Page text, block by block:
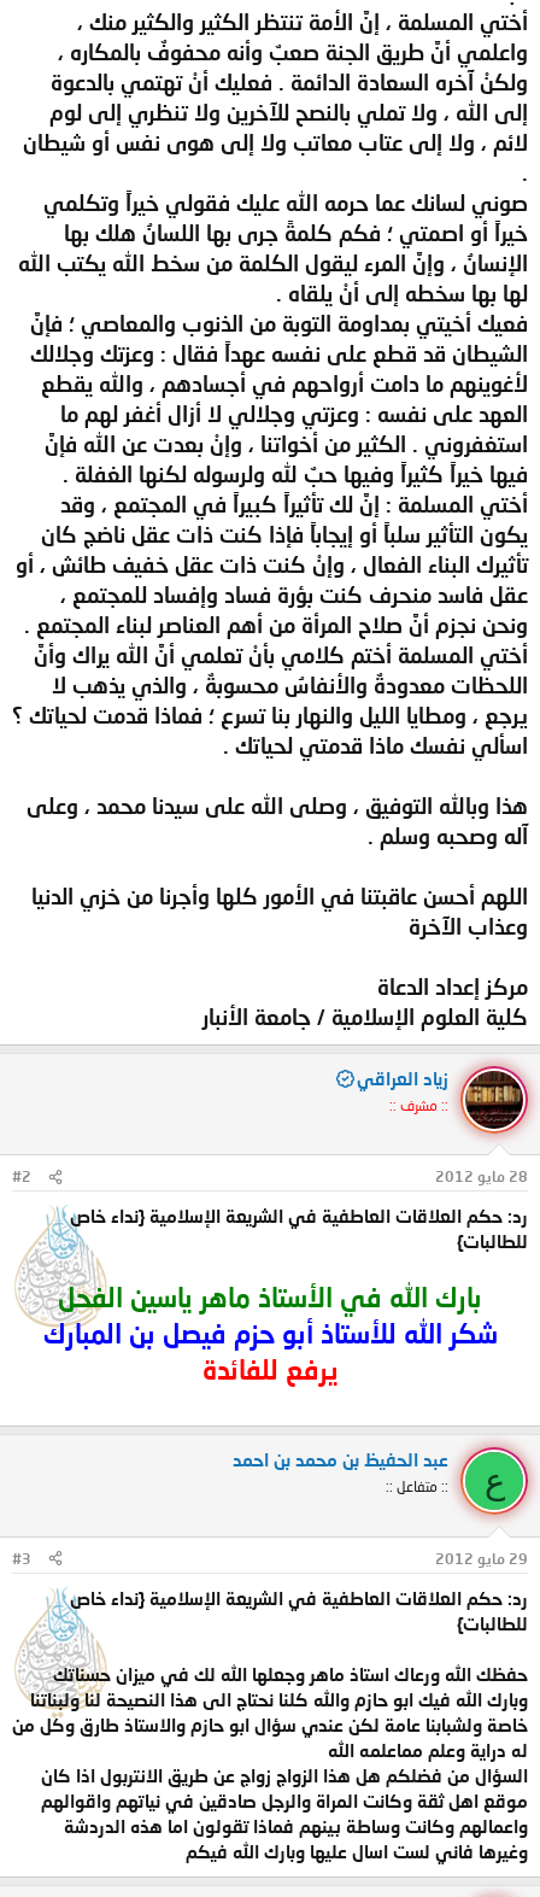
أختي المسلمة ، إنَّ الأمة تنتظر الكثير والكثير منك ،
واعلمي أنَّ طريق الجنة صعبٌ وأنه محفوفٌ بالمكاره ،
ولكنْ آخره السعادة الدائمة . فعليك أنْ تهتمي بالدعوة
إلى الله ، ولا تملي بالنصح للآخرين ولا تنظري إلى لوم
لائم ، ولا إلى عتاب معاتب ولا إلى هوى نفس أو شيطان
.
صوني لسانك عما حرمه الله عليك فقولي خيراً وتكلمي
خيراً أو اصمتي ؛ فكم كلمةً جرى بها اللسانُ هلك بها
الإنسانُ ، وإنَّ المرء ليقول الكلمة من سخط الله يكتب الله
لها بها سخطه إلى أنْ يلقاه .
فعيك أخيتي بمداومة التوبة من الذنوب والمعاصي ؛ فإنَّ
الشيطان قد قطع على نفسه عهداً فقال : وعزتك وجلالك
لأغوينهم ما دامت أرواحهم في أجسادهم ، والله يقطع
العهد على نفسه : وعزتي وجلالي لا أزال أغفر لهم ما
استغفروني . الكثير من أخواتنا ، وإنْ بعدت عن الله فإنَّ
فيها خيراً كثيراً وفيها حبٌ لله ولرسوله لكنها الغفلة .
أختي المسلمة : إنَّ لك تأثيراً كبيراً في المجتمع ، وقد
يكون التأثير سلباً أو إيجاباً فإذا كنت ذات عقل ناضج كان
تأثيرك البناء الفعال ، وإنْ كنت ذات عقل خفيف طائش ، أو
عقل فاسد منحرف كنت بؤرة فساد وإفساد للمجتمع ،
ونحن نجزم أنَّ صلاح المرأة من أهم العناصر لبناء المجتمع .
أختي المسلمة أختم كلامي بأنْ تعلمي أنَّ الله يراك وأنَّ
اللحظات معدودةٌ والأنفاسُ محسوبةٌ ، والذي يذهب لا
يرجع ، ومطايا الليل والنهار بنا تسرع ؛ فماذا قدمت لحياتك ؟
اسألي نفسك ماذا قدمتي لحياتك .
هذا وبالله التوفيق ، وصلى الله على سيدنا محمد ، وعلى
آله وصحبه وسلم .
اللهم أحسن عاقبتنا في الأمور كلها وأجرنا من خزي الدنيا
وعذاب الآخرة
مركز إعداد الدعاة
كلية العلوم الإسلامية / جامعة الأنبار
زياد العراقي
:: مشرف ::
28 مايو 2012 #2
رد: حكم العلاقات العاطفية في الشريعة الإسلامية {نداء خاص
للطالبات}
بارك الله في الأستاذ ماهر ياسين الفحل
شكر الله للأستاذ أبو حزم فيصل بن المبارك
يرفع للفائدة
ع
عبد الحفيظ بن محمد بن احمد
:: متفاعل ::
29 مايو 2012 #3
رد: حكم العلاقات العاطفية في الشريعة الإسلامية {نداء خاص
للطالبات}
حفظك الله ورعاك استاذ ماهر وجعلها الله لك في ميزان حسناتك
وبارك الله فيك ابو حازم والله كلنا نحتاج الى هذا النصيحة لنا ولبناتنا
خاصة ولشبابنا عامة لكن عندي سؤال ابو حازم والاستاذ طارق وكل من
له دراية وعلم مماعلمه الله
السؤال من فضلكم هل هذا الزواج زواج عن طريق الانتربول اذا كان
موقع اهل ثقة وكانت المراة والرجل صادقين في نياتهم واقوالهم
واعمالهم وكانت وساطة بينهم فماذا تقولون اما هذه الدردشة
وغيرها فاني لست اسال عليها وبارك الله فيكم